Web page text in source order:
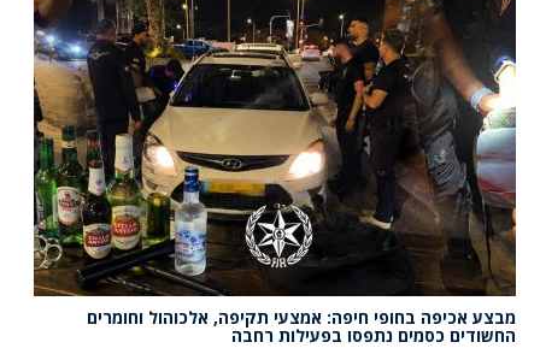
מבצע אכיפה בחופי חיפה: אמצעי תקיפה, אלכוהול וחומרים
החשודים כסמים נתפסו בפעילות רחבה